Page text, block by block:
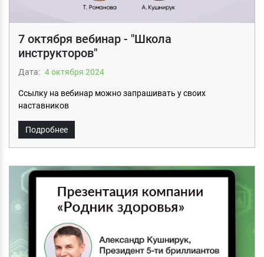
7 октября вебинар - "Школа
инструкторов"
Дата: 4 октября 2024
Ссылку на вебинар можно запрашивать у своих
наставников
Подробнее